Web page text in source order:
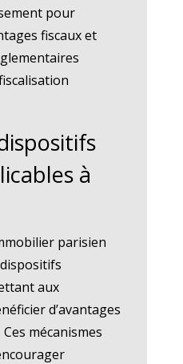
pour
fiscaux et
à
parisien
aux
d’avantages
mécanismes